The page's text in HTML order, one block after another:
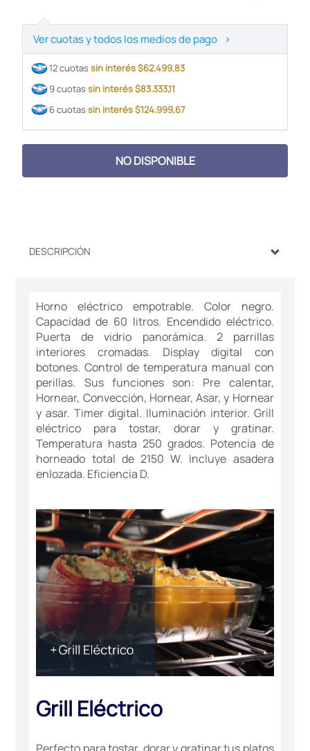
Ver cuotas y todos los medios de pago >
12 cuotassin interés $62.499,83
9 cuotassin interés $83.333,11
6 cuotassin interés $124.999,67
NO DISPONIBLE
DESCRIPCIÓN
Horno eléctrico empotrable. Color negro.
Capacidad de 60 litros. Encendido eléctrico.
Puerta de vidrio panorámica. 2 parrillas
interiores cromadas. Display digital con
botones. Control de temperatura manual con
perillas. Sus funciones son: Pre calentar,
Hornear, Convección, Hornear, Asar, y Hornear
y asar. Timer digital. Iluminación interior. Grill
eléctrico para tostar, dorar y gratinar.
Temperatura hasta 250 grados. Potencia de
horneado total de 2150 W. Incluye asadera
enlozada. Eficiencia D.
Grill Eléctrico